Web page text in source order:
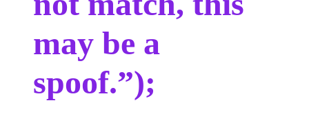
may be a
spoof.”);